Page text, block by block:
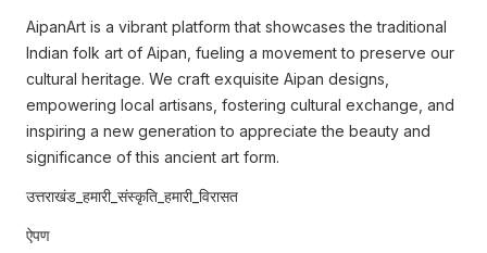
AipanArt is a vibrant platform that showcases the traditional
Indian folk art of Aipan, fueling a movement to preserve our
cultural heritage. We craft exquisite Aipan designs,
empowering local artisans, fostering cultural exchange, and
inspiring a new generation to appreciate the beauty and
significance of this ancient art form.
उत्तराखंड_हमारी_संस्कृति_हमारी_विरासत
ऐपण